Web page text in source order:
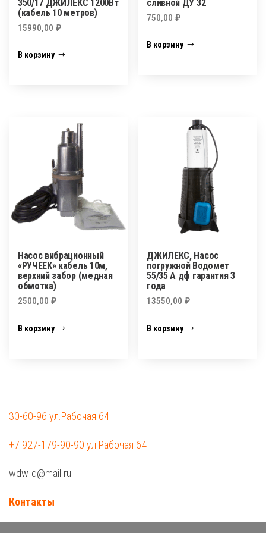
350/17 ДЖИЛЕКС 1200Вт
(кабель 10 метров)
15990,00 ₽
В корзину
сливной ДУ 32
750,00₽
В корзину
Насос вибрационный
«РУЧЕЕК» кабель 10м,
верхний забор (медная
обмотка)
2500,00 ₽
В корзину
ДЖИЛЕКС, Насос
погружной Водомет
55/35 А дф гарантия 3
года
13550,00₽
В корзину
30-60-96 ул.Рабочая 64
+7 927-179-90-90 ул.Рабочая 64
wdw-d@mail.ru
Контакты